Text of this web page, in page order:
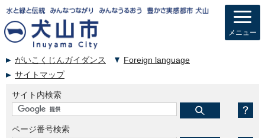
がいこくじんガイダンス
Foreign language
サイトマップ
サイト内検索
ページ番号検索
メニュー